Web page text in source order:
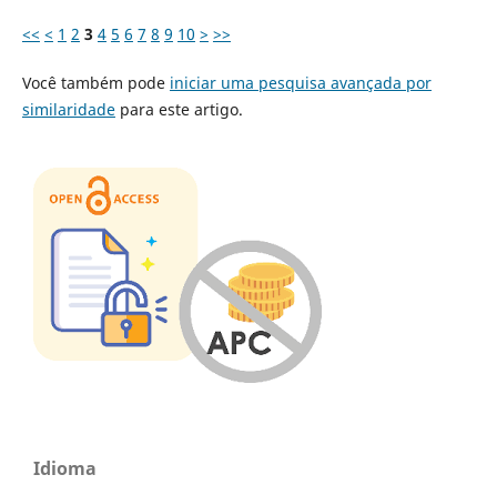
<< < 1 2 3 4 5 6 7 8 9 10 > >>
Você também pode iniciar uma pesquisa avançada por
similaridadepara este artigo.
Idioma